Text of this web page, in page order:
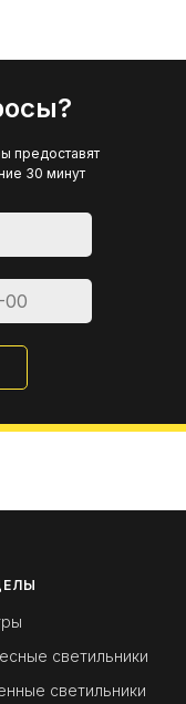
предоставят
30 минут
светильники
светильники